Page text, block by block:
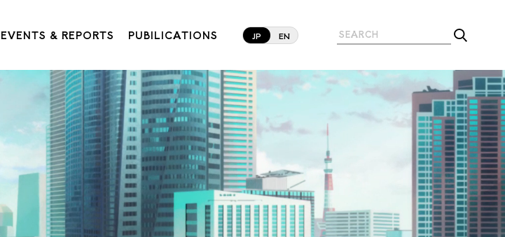
EVENTS & REPORTS PUBILICATIONS JP EN